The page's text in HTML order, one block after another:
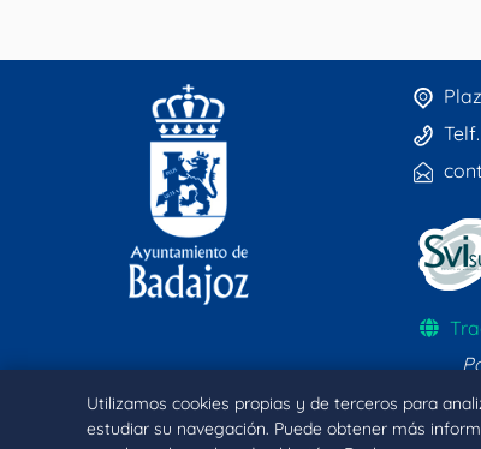
Utilizamos cookies propias y de terceros para
estudiar su navegación. Puede obtener más